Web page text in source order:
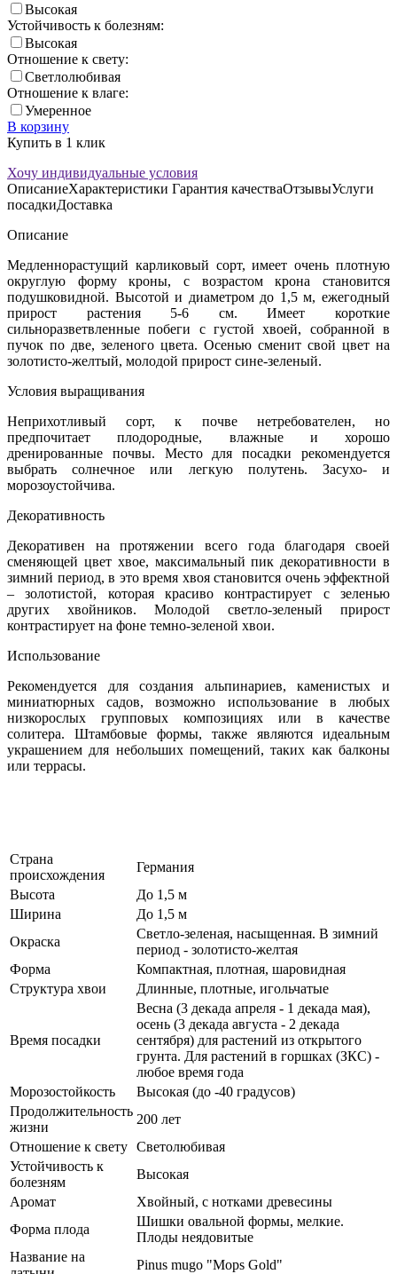
Высокая
Устойчивость к болезням:
Высокая
Отношение к свету:
Светлолюбивая
Отношение к влаге:
Умеренное
В корзину
Купить в 1 клик
Хочу индивидуальные условия
ОписаниеХарактеристики Гарантия качестваОтзывыУслуги
посадкиДоставка
Описание
Медленнорастущий карликовый сорт, имеет очень плотную
округлую форму кроны, с возрастом крона становится
подушковидной. Высотой и диаметром до 1,5 м, ежегодный
прирост растения 5-6 см. Имеет короткие
сильноразветвленные побеги с густой хвоей, собранной в
пучок по две, зеленого цвета. Осенью сменит свой цвет на
золотисто-желтый, молодой прирост сине-зеленый.
Условия выращивания
Неприхотливый сорт, к почве нетребователен, но
предпочитает плодородные, влажные и хорошо
дренированные почвы. Место для посадки рекомендуется
выбрать солнечное или легкую полутень. Засухо- и
морозоустойчива.
Декоративность
Декоративен на протяжении всего года благодаря своей
сменяющей цвет хвое, максимальный пик декоративности в
зимний период, в это время хвоя становится очень эффектной
– золотистой, которая красиво контрастирует с зеленью
других хвойников. Молодой светло-зеленый прирост
контрастирует на фоне темно-зеленой хвои.
Использование
Рекомендуется для создания альпинариев, каменистых и
миниатюрных садов, возможно использование в любых
низкорослых групповых композициях или в качестве
солитера. Штамбовые формы, также являются идеальным
украшением для небольших помещений, таких как балконы
или террасы.
Страна
происхождения
Германия
Высота
До 1,5 м
Ширина
До 1,5 м
Окраска
Светло-зеленая, насыщенная. В зимний
период - золотисто-желтая
Форма
Компактная, плотная, шаровидная
Структура хвои
Длинные, плотные, игольчатые
Время посадки
Весна (3 декада апреля - 1 декада мая),
осень (3 декада августа - 2 декада
сентября) для растений из открытого
грунта. Для растений в горшках (ЗКС) -
любое время года
Морозостойкость
Высокая (до -40 градусов)
Продолжительность
жизни
200 лет
Отношение к свету Светолюбивая
Устойчивость к
болезням
Высокая
Аромат
Хвойный, с нотками древесины
Форма плода
Шишки овальной формы, мелкие.
Плоды неядовитые
Название на
Pinus mugo "Mops Gold"